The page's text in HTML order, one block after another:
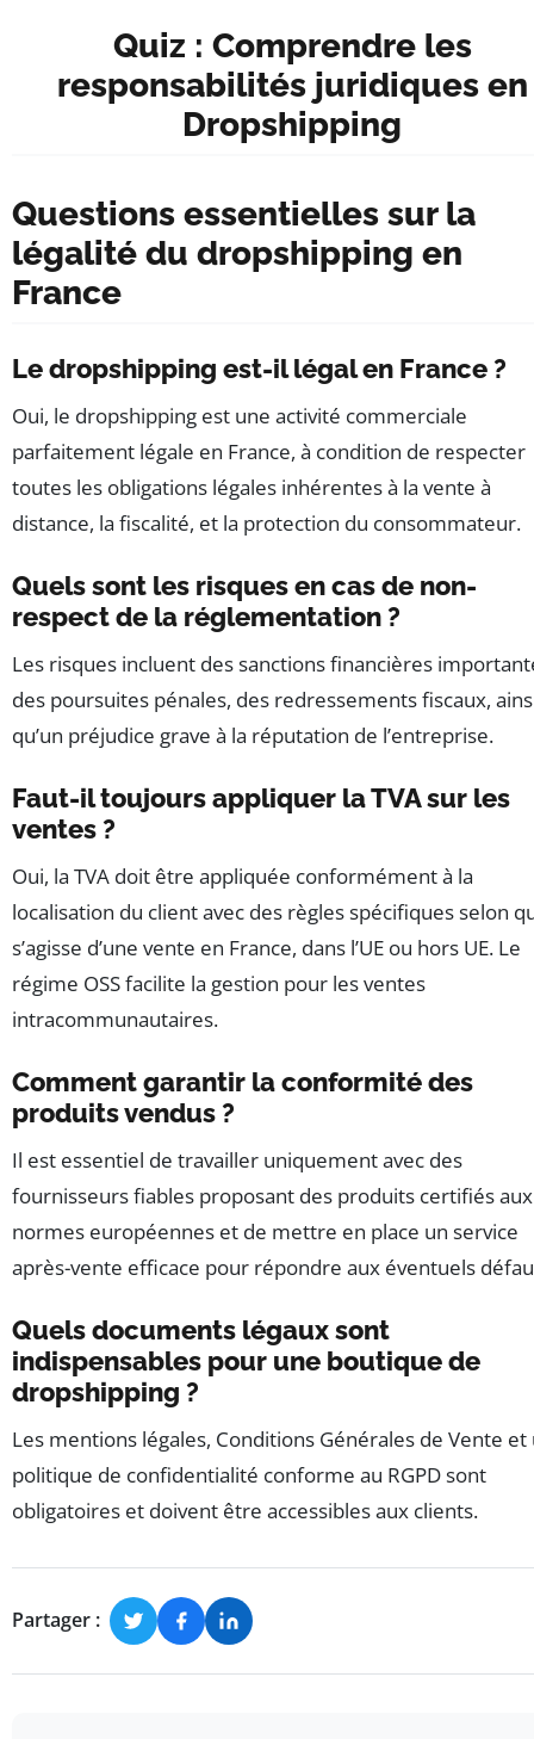
Quiz : Comprendre les
responsabilités juridiques en
Dropshipping
Questions essentielles sur la
légalité du dropshipping en
France
Le dropshipping est-il légal en France ?
Oui, le dropshipping est une activité commerciale
parfaitement légale en France, à condition de respecter
toutes les obligations légales inhérentes à la vente à
distance, la fiscalité, et la protection du consommateur.
Quels sont les risques en cas de non-
respect de la réglementation ?
Les risques incluent des sanctions financières
des poursuites pénales, des redressements fiscaux,
qu’un préjudice grave à la réputation de l’entreprise.
Faut-il toujours appliquer la TVA sur les
ventes ?
Oui, la TVA doit être appliquée conformément à la
localisation du client avec des règles spécifiques selon
s’agisse d’une vente en France, dans l’UE ou hors UE. Le
régime OSS facilite la gestion pour les ventes
intracommunautaires.
Comment garantir la conformité des
produits vendus ?
Il est essentiel de travailler uniquement avec des
fournisseurs fiables proposant des produits certifiés aux
normes européennes et de mettre en place un service
après-vente efficace pour répondre aux éventuels
Quels documents légaux sont
indispensables pour une boutique de
dropshipping ?
Les mentions légales, Conditions Générales de Vente et
politique de confidentialité conforme au RGPD sont
obligatoires et doivent être accessibles aux clients.
Partager :